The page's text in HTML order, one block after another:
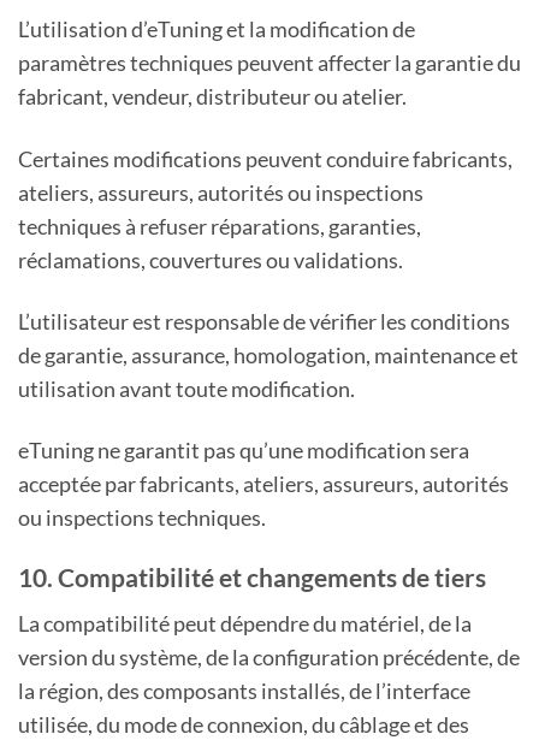
L’utilisation d’eTuning et la modification de
paramètres techniques peuvent affecter la garantie du
fabricant, vendeur, distributeur ou atelier.
Certaines modifications peuvent conduire fabricants,
ateliers, assureurs, autorités ou inspections
techniques à refuser réparations, garanties,
réclamations, couvertures ou validations.
L’utilisateur est responsable de vérifier les conditions
de garantie, assurance, homologation, maintenance et
utilisation avant toute modification.
eTuning ne garantit pas qu’une modification sera
acceptée par fabricants, ateliers, assureurs, autorités
ou inspections techniques.
10. Compatibilité et changements de tiers
La compatibilité peut dépendre du matériel, de la
version du système, de la configuration précédente, de
la région, des composants installés, de l’interface
utilisée, du mode de connexion, du câblage et des